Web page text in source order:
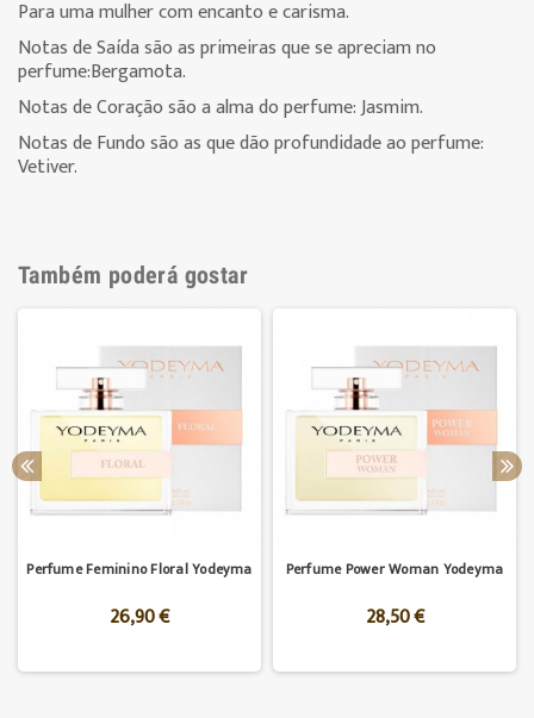
Para uma mulher com encanto e carisma.
Notas de Saída são as primeiras que se apreciam no
perfume:Bergamota.
Notas de Coração são a alma do perfume:Jasmim.
Notas de Fundo são as que dão profundidade ao perfume:
Vetiver.
Também poderá gostar
Perfume Feminino Floral Yodeyma
26,90 €
Perfume Power Woman Yodeyma
28,50 €